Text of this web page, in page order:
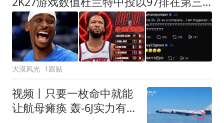
大漠风光 1跟贴
视频丨只要一枚命中就能
让航母瘫痪 轰-6J实力有多